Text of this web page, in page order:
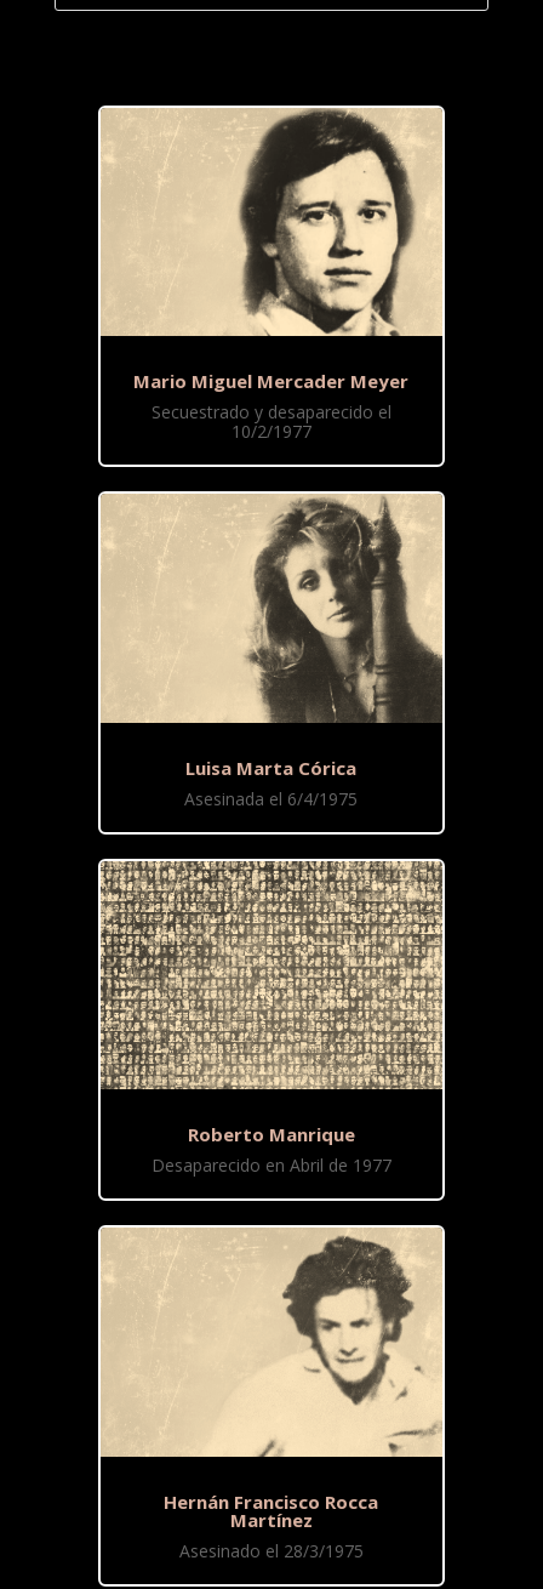
Mario Miguel Mercader Meyer
Secuestrado y desaparecido el
10/2/1977
Luisa Marta Córica
Asesinada el 6/4/1975
Roberto Manrique
Desaparecido en Abril de 1977
Hernán Francisco Rocca
Martínez
Asesinado el 28/3/1975